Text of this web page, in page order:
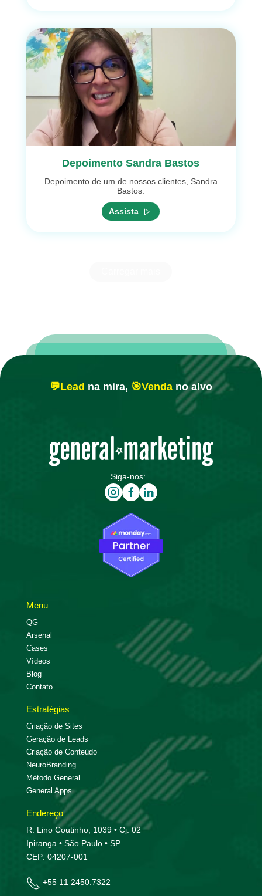
Depoimento Sandra Bastos
Depoimento de um de nossos clientes, Sandra
Bastos.
Assista
💬Lead na mira, 🎯Vendano alvo
Siga-nos:
Menu
QG
Arsenal
Cases
Vídeos
Blog
Contato
Estratégias
Criação de Sites
Geração de Leads
Criação de Conteúdo
NeuroBranding
Método General
General Apps
Endereço
R. Lino Coutinho, 1039 • Cj. 02
Ipiranga • São Paulo • SP
CEP: 04207-001
+55 11 2450.7322